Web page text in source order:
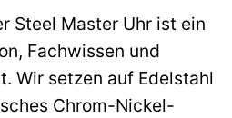
Steel Master Uhr ist ein
Fachwissen und
Wir setzen auf Edelstahl
Chrom-Nickel-